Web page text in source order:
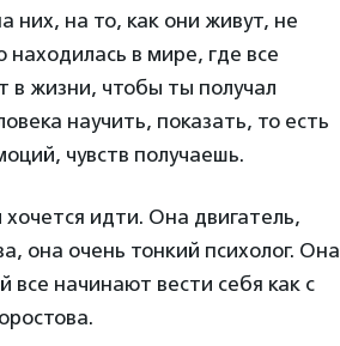
них, на то, как они живут, не
находилась в мире, где все
в жизни, чтобы ты получал
научить, показать, то есть
чувств получаешь.
идти. Она двигатель,
она очень тонкий психолог. Она
все начинают вести себя как с